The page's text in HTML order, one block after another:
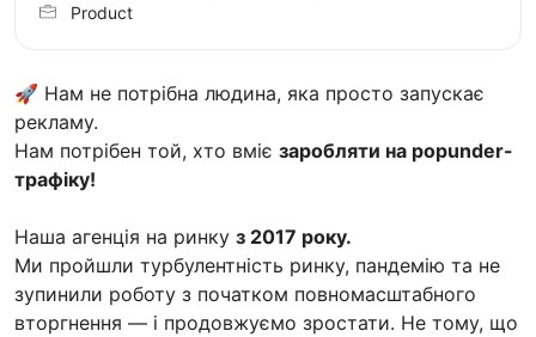
🚀 Нам не потрібна людина, яка просто запускає
рекламу.
Нам потрібен той, хто вміє заробляти на popunder-
трафіку!
Наша агенція на ринку з 2017 року.
Ми пройшли турбулентність ринку, пандемію та не
зупинили роботу з початком повномасштабного
вторгнення — і продовжуємо зростати. Не тому, що
Product